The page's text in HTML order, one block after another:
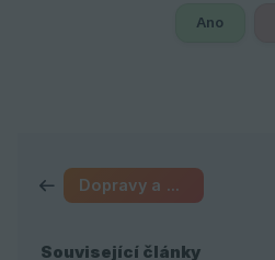
Dopravy a platby
Související články
Ano